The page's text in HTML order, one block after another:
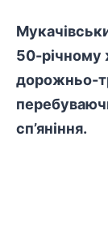
50-річному
дорожньо-
сп’яніння.